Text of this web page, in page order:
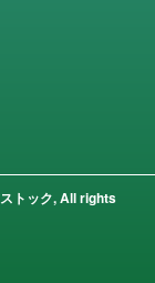
トック, All rights